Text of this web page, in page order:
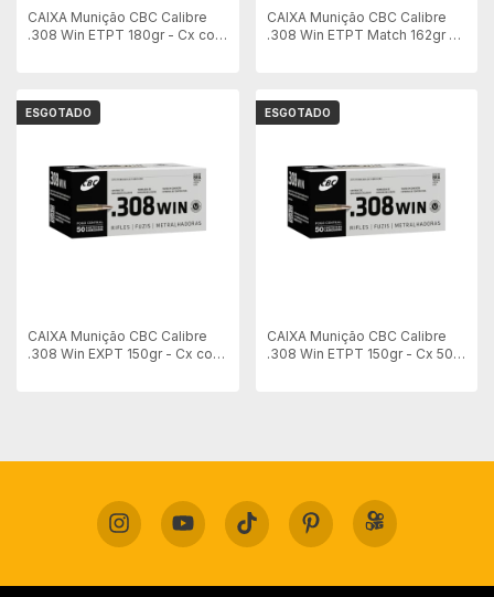
CAIXA Munição CBC Calibre
.308 Win ETPT 180gr - Cx com
CAIXA Munição CBC Calibre
.308 Win ETPT Match 162gr -
ESGOTADO
CAIXA Munição CBC Calibre
.308 Win EXPT 150gr - Cx com
ESGOTADO
CAIXA Munição CBC Calibre
.308 Win ETPT 150gr - Cx 50